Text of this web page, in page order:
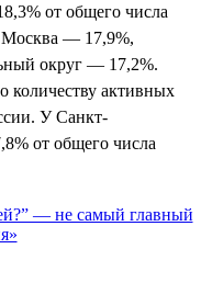
от общего числа
Москва — 17,9%,
округ — 17,2%.
количеству активных
У Санкт-
от общего числа